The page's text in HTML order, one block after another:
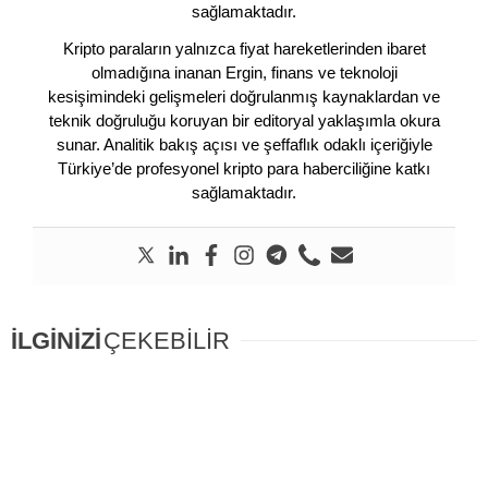
sağlamaktadır.
Kripto paraların yalnızca fiyat hareketlerinden ibaret
olmadığına inanan Ergin, finans ve teknoloji
kesişimindeki gelişmeleri doğrulanmış kaynaklardan ve
teknik doğruluğu koruyan bir editoryal yaklaşımla okura
sunar. Analitik bakış açısı ve şeffaflık odaklı içeriğiyle
Türkiye’de profesyonel kripto para haberciliğine katkı
sağlamaktadır.
İLGİNİZİÇEKEBİLİR